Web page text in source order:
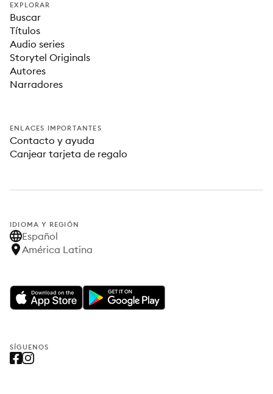
EXPLORAR
Buscar
Títulos
Audio series
Storytel Originals
Autores
Narradores
ENLACES IMPORTANTES
Contacto y ayuda
Canjear tarjeta de regalo
IDIOMA Y REGIÓN
Español
América Latina
SÍGUENOS